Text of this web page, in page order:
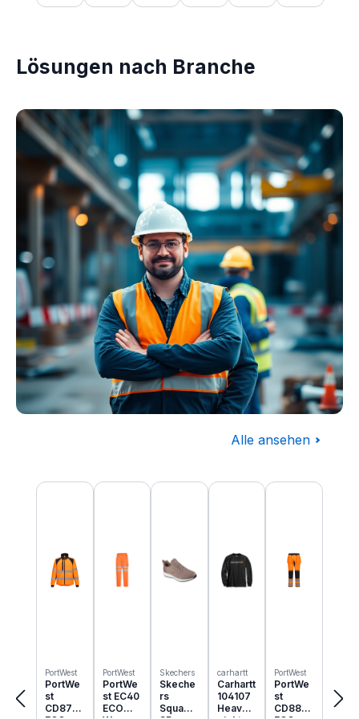
Lösungen nach Branche
Alle ansehen
Produktgalerie überspringen
PortWest
PortWe
st
CD875
PortWest
PortWe
st EC40
ECO
Skechers
Skeche
rs
Squad
carhartt
Carhartt
104107
Heavyw
PortWest
PortWe
st
CD889